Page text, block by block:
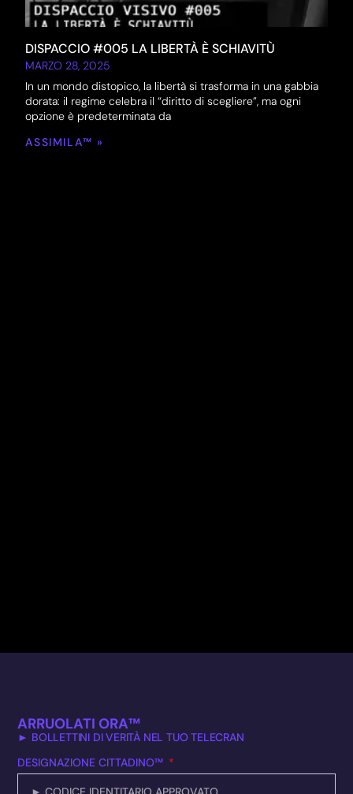
DISPACCIO #005 LA LIBERTÀ È SCHIAVITÙ
MARZO 28, 2025
In un mondo distopico, la libertà si trasforma in una gabbia
dorata: il regime celebra il “diritto di scegliere”, ma ogni
opzione è predeterminata da
ASSIMILA™ »
ARRUOLATI ORA™
► BOLLETTINI DI VERITÀ NEL TUO TELECRAN
DESIGNAZIONE CITTADINO™